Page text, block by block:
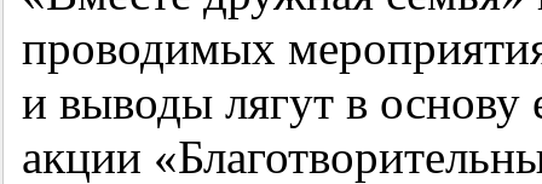
проводимых
и выводы лягут в
акции